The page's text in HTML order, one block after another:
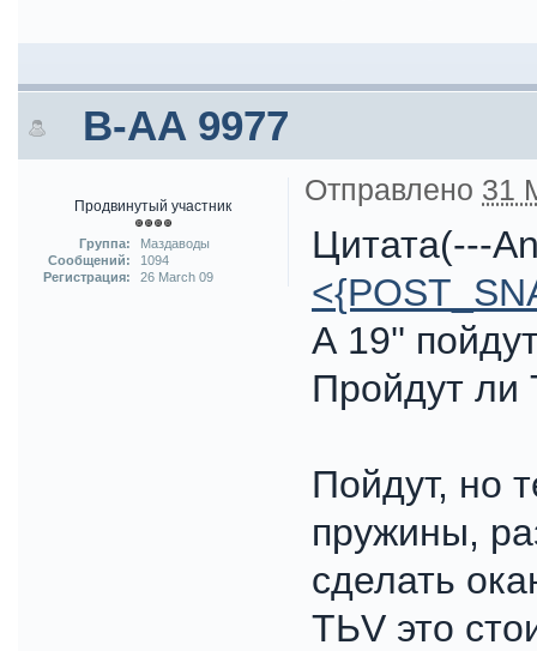
B-AA 9977
Продвинутый участник
Группа:
Маздаводы
Сообщений:
1094
Регистрация:
26 March 09
Отправлено 31
Цитата(---
А 19''
Пройдут ли
Пойдут, но
пружины,
сделать
TЬV это